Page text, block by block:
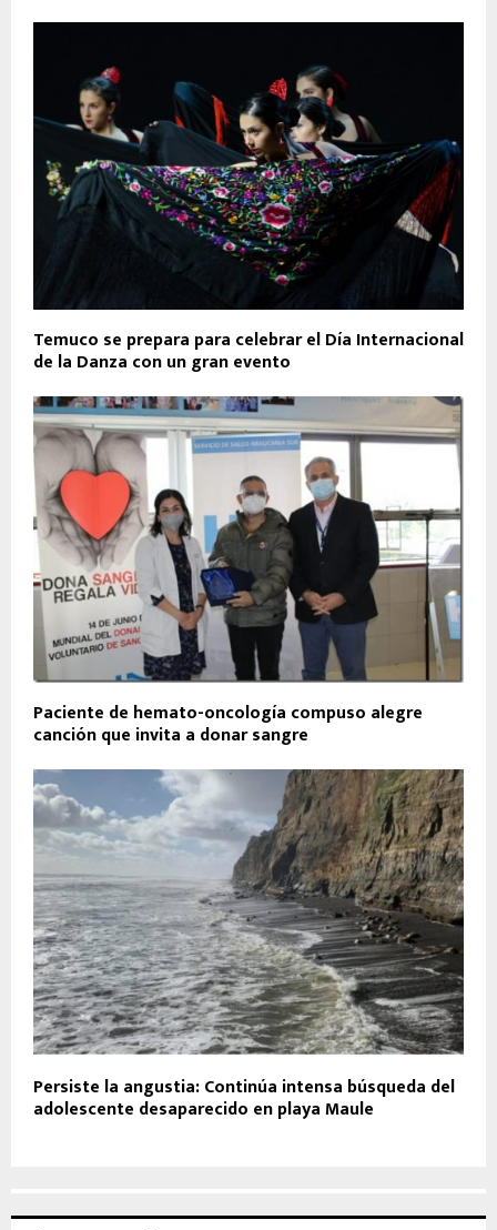
Temuco se prepara para celebrar el Día Internacional
de la Danza con un gran evento
Paciente de hemato-oncología compuso alegre
canción que invita a donar sangre
Persiste la angustia: Continúa intensa búsqueda del
adolescente desaparecido en playa Maule